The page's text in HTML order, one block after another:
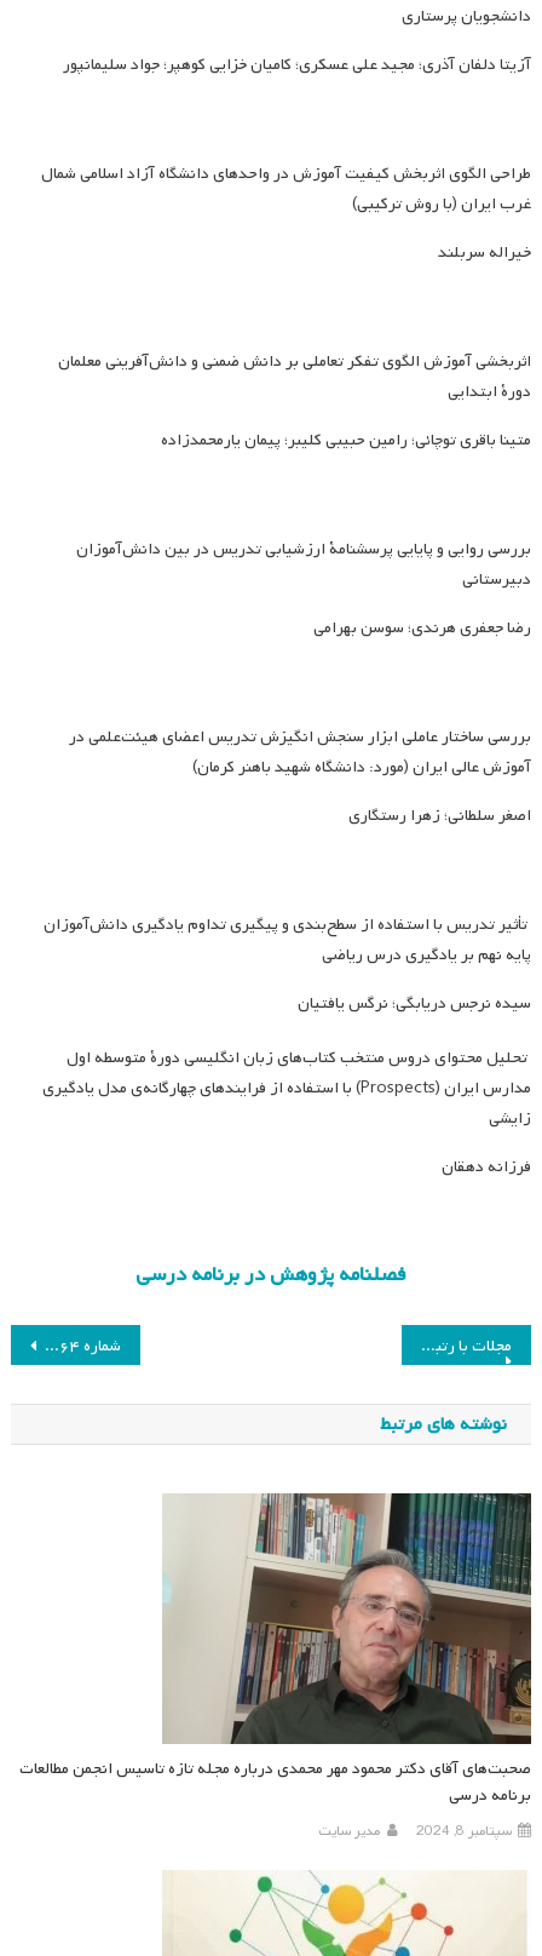
دانشجویان پرستاری
آزیتا دلفان آذری؛ مجید علی عسکری؛ کامیان خزایی کوهپر؛ جواد سلیمانپور
طراحی الگوی اثربخش کیفیت آموزش در واحدهای دانشگاه آزاد اسلامی شمال
غرب ایران (با روش ترکیبی)
خیراله سربلند
اثربخشی آموزش الگوی تفکر تعاملی بر دانش ضمنی و دانش‌آفرینی معلمان
دورۀ ابتدایی
متینا باقری توچائی؛ رامین حبیبی کلیبر؛ پیمان یارمحمدزاده
بررسی روایی و پایایی پرسشنامۀ ارزشیابی تدریس در بین دانش‌آموزان
دبیرستانی
رضا جعفری هرندی؛ سوسن بهرامی
بررسی ساختار عاملی ابزار سنجش انگیزش تدریس اعضای هیئت‌علمی در
آموزش عالی ایران (مورد: دانشگاه شهید باهنر کرمان)
اصغر سلطانی؛ زهرا رستگاری
تأثیر تدریس با استفاده از سطح‌بندی و پیگیری تداوم یادگیری دانش‌آموزان
پایه نهم بر یادگیری درس ریاضی
سیده نرجس دریابگی؛ نرگس یافتیان
تحلیل محتوای دروس منتخب کتاب‌های زبان انگلیسی دورۀ متوسطه اول
مدارس ایران (Prospects) با استفاده از فرایندهای چهارگانه‌ی مدل یادگیری
زایشی
فرزانه دهقان
فصلنامه پژوهش در برنامه درسی
راهبری
نوشته
شماره ۶۴ از فصلنامه پژوهش در برنامه درسی مجلات با رتبه ب انجمن مطالعات درسی ایران در سال ۹۹
نوشته های مرتبط
صحبت‌های آقای دکتر محمود مهر محمدی درباره مجله تازه تاسیس انجمن مطالعات
برنامه درسی
سپتامبر 8, 2024 مدیر سایت